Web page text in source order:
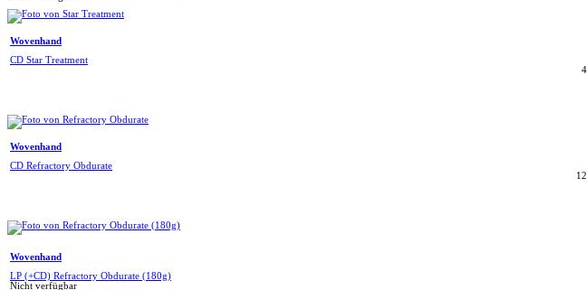
Wovenhand
CD Star Treatment
Wovenhand
CD Refractory Obdurate
Wovenhand
LP (+CD) Refractory Obdurate (180g)
Nicht verfügbar